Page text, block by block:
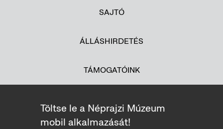
SAJTÓ
ÁLLÁSHIRDETÉS
TÁMOGATÓINK
Töltse le a Néprajzi Múzeum
mobil alkalmazását!